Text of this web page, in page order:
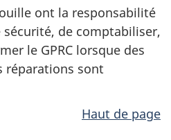
ont la responsabilité
de comptabiliser,
le GPRC lorsque des
réparations sont
Haut de page